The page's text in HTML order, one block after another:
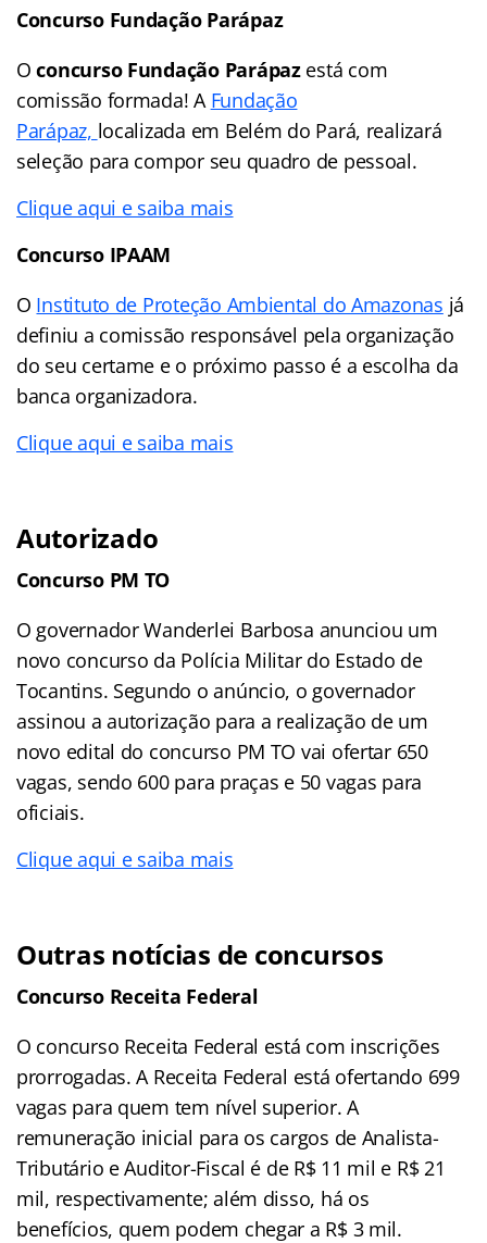
Concurso Fundação Parápaz
O concurso Fundação Parápazestá com
comissão formada! A Fundação
Parápaz, localizada em Belém do Pará, realizará
seleção para compor seu quadro de pessoal.
Clique aqui e saiba mais
Concurso IPAAM
O Instituto de Proteção Ambiental do Amazonas já
definiu a comissão responsável pela organização
do seu certame e o próximo passo é a escolha da
banca organizadora.
Clique aqui e saiba mais
Autorizado
Concurso PM TO
O governador Wanderlei Barbosa anunciou um
novo concurso da Polícia Militar do Estado de
Tocantins. Segundo o anúncio, o governador
assinou a autorização para a realização de um
novo edital do concurso PM TO vai ofertar 650
vagas, sendo 600 para praças e 50 vagas para
oficiais.
Clique aqui e saiba mais
Outras notícias de concursos
Concurso Receita Federal
O concurso Receita Federal está com inscrições
prorrogadas. A Receita Federal está ofertando 699
vagas para quem tem nível superior. A
remuneração inicial para os cargos de Analista-
Tributário e Auditor-Fiscal é de R$ 11 mil e R$ 21
mil, respectivamente; além disso, há os
benefícios, quem podem chegar a R$ 3 mil.